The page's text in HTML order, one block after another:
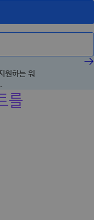
원하는 워
를